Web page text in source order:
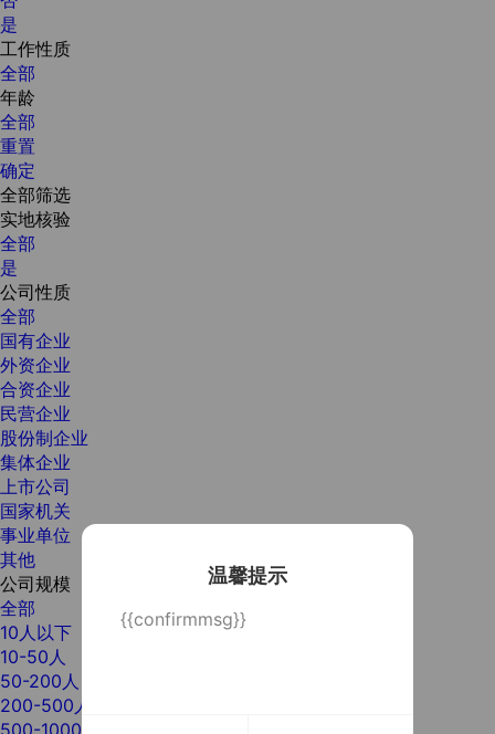
温馨提示
{{confirmmsg}}
是
工作性质
全部
年龄
全部
重置
确定
全部筛选
实地核验
全部
是
公司性质
全部
国有企业
外资企业
合资企业
民营企业
股份制企业
集体企业
上市公司
国家机关
事业单位
其他
公司规模
全部
10人以下
10-50人
50-200人
200-500人
500-1000人